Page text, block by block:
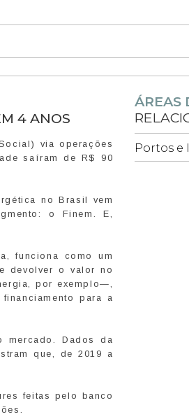
4 ANOS
via operações
saíram de R$ 90
no Brasil vem
o Finem. E,
funciona como um
devolver o valor no
por exemplo—,
para a
mercado. Dados da
que, de 2019 a
feitas pelo banco
ÁREAS
Portos e